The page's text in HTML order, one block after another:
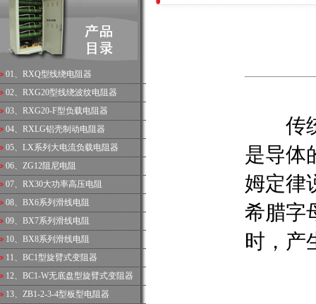
01、 RXQ型线绕电阻器
02、 RXG20型线绕波纹电阻器
03、 RXG20-F型负载电阻器
04、 RXLG铝壳制动电阻器
05、 LX系列大电流负载电阻器
06、 ZG12阻尼电阻
07、 RX30大功率高压电阻
08、 BX6系列滑线电阻
09、 BX7系列滑线电阻
10、 BX8系列滑线电阻
11、 BC1型旋臂式变阻器
12、 BC1-W无底盘型旋臂式变阻器
13、 ZB1-2-3-4型板型电阻器
传统
是导体
姆定律
希腊字
时，产